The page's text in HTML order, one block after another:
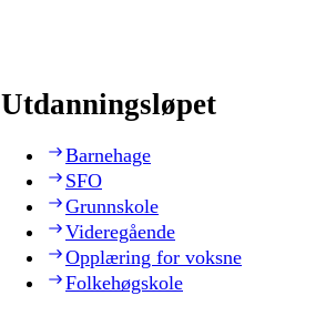
Utdanningsløpet
Barnehage
SFO
Grunnskole
Videregående
Opplæring for voksne
Folkehøgskole